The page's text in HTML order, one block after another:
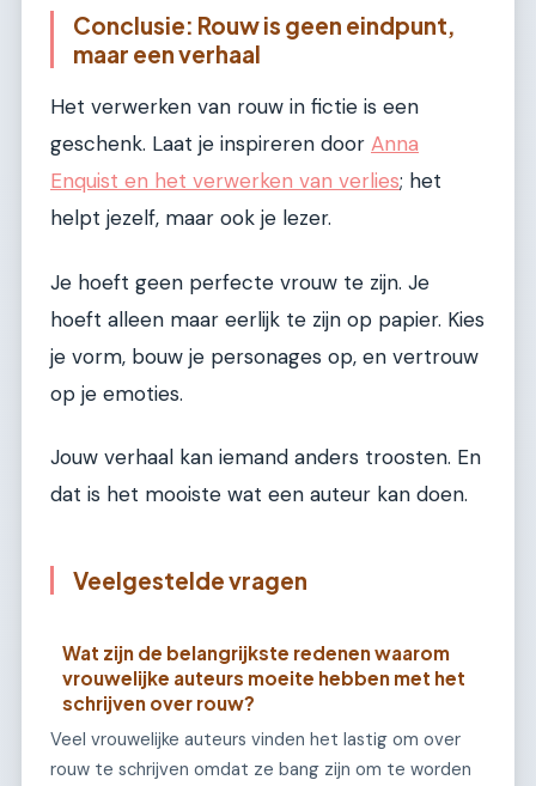
Conclusie: Rouw is geen eindpunt,
maar een verhaal
Het verwerken van rouw in fictie is een
geschenk. Laat je inspireren door Anna
Enquist en het verwerken van verlies; het
helpt jezelf, maar ook je lezer.
Je hoeft geen perfecte vrouw te zijn. Je
hoeft alleen maar eerlijk te zijn op papier. Kies
je vorm, bouw je personages op, en vertrouw
op je emoties.
Jouw verhaal kan iemand anders troosten. En
dat is het mooiste wat een auteur kan doen.
Veelgestelde vragen
Wat zijn de belangrijkste redenen waarom
vrouwelijke auteurs moeite hebben met het
schrijven over rouw?
Veel vrouwelijke auteurs vinden het lastig om over
rouw te schrijven omdat ze bang zijn om te worden